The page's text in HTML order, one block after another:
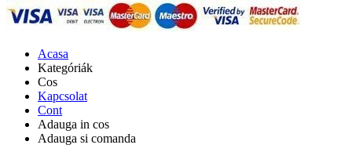
Acasa
Kategóriák
Cos
Kapcsolat
Cont
Adauga in cos
Adauga si comanda